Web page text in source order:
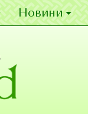
Новини